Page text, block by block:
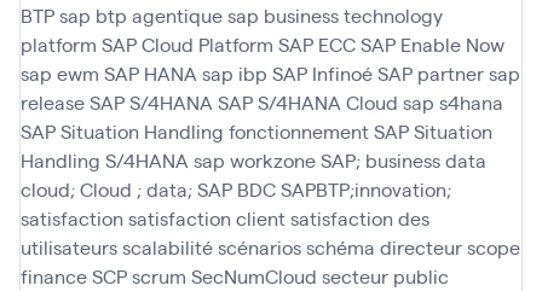
BTPsap btp agentiquesap business technology
platform SAP Cloud Platform SAP ECCSAP Enable Now
sap ewm SAP HANA sap ibp SAP InfinoéSAP partnersap
releaseSAP S/4HANA SAP S/4HANA Cloud sap s4hana
SAP Situation Handling fonctionnementSAP Situation
Handling S/4HANA sap workzoneSAP; business data
cloud; Cloud ; data; SAP BDCSAPBTP;innovation;
satisfaction satisfaction clientsatisfaction des
utilisateursscalabilitéscénariosschéma directeurscope
financeSCPscrum SecNumCloud secteur public